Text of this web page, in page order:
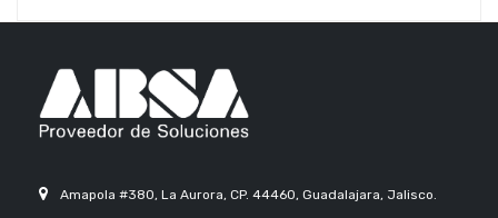
Amapola #380, La Aurora, CP. 44460, Guadalajara, Jalisco.